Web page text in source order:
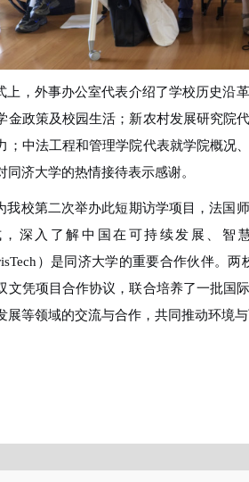
上， 外事办公室代表介绍了学校历史沿
金政策及校园生活；新农村发展研究院
；中法工程和管理学院代表就学院概况
同济大学的热情接待表示感谢。
我校第二次举办此短期访学项目，法国
，深入了解中国在可持续发展、智
）是同济大学的重要合作伙伴。两
文凭项目合作协议，联合培养了一批国
展等领域的交流与合作，共同推动环境